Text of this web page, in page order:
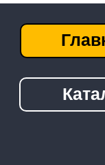
Каталог